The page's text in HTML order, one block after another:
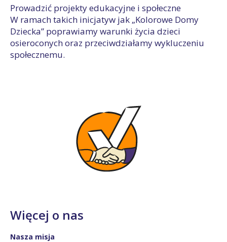
Prowadzić projekty edukacyjne i społeczne
W ramach takich inicjatyw jak „Kolorowe Domy
Dziecka” poprawiamy warunki życia dzieci
osieroconych oraz przeciwdziałamy wykluczeniu
społecznemu.
Więcej o nas
Nasza misja